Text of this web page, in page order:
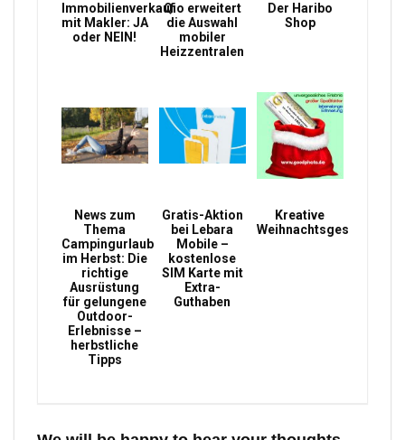
Immobilienverkauf
mit Makler: JA
oder NEIN!
Qio erweitert
die Auswahl
mobiler
Heizzentralen
Der Haribo
Shop
News zum
Thema
Campingurlaub
im Herbst: Die
richtige
Ausrüstung
für gelungene
Outdoor-
Erlebnisse –
herbstliche
Tipps
Gratis-Aktion
bei Lebara
Mobile –
kostenlose
SIM Karte mit
Extra-
Guthaben
Kreative
Weihnachtsgeschenke